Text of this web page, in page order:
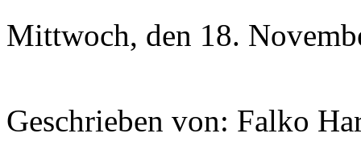
Mittwoch, den 18.
Geschrieben von: Falko